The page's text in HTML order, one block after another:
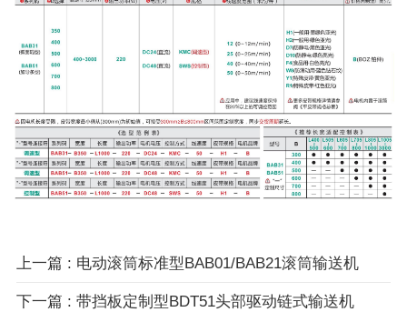
上一篇 : 电动滚筒标准型BAB01/BAB21滚筒输送机
下一篇 : 带挡板定制型BDT51头部驱动链式输送机